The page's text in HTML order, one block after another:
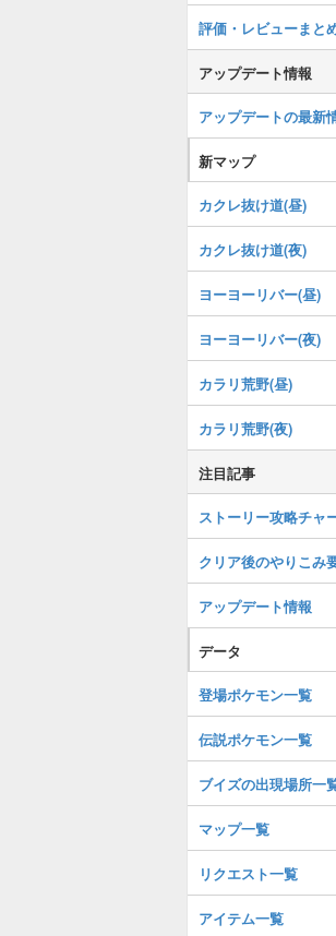
評価・レビューまと
アップデート情報
アップデートの最新
新マップ
カクレ抜け道(昼)
カクレ抜け道(夜)
ヨーヨーリバー(昼)
ヨーヨーリバー(夜)
カラリ荒野(昼)
カラリ荒野(夜)
注目記事
ストーリー攻略チャ
クリア後のやりこみ
アップデート情報
データ
登場ポケモン一覧
伝説ポケモン一覧
ブイズの出現場所一
マップ一覧
リクエスト一覧
アイテム一覧